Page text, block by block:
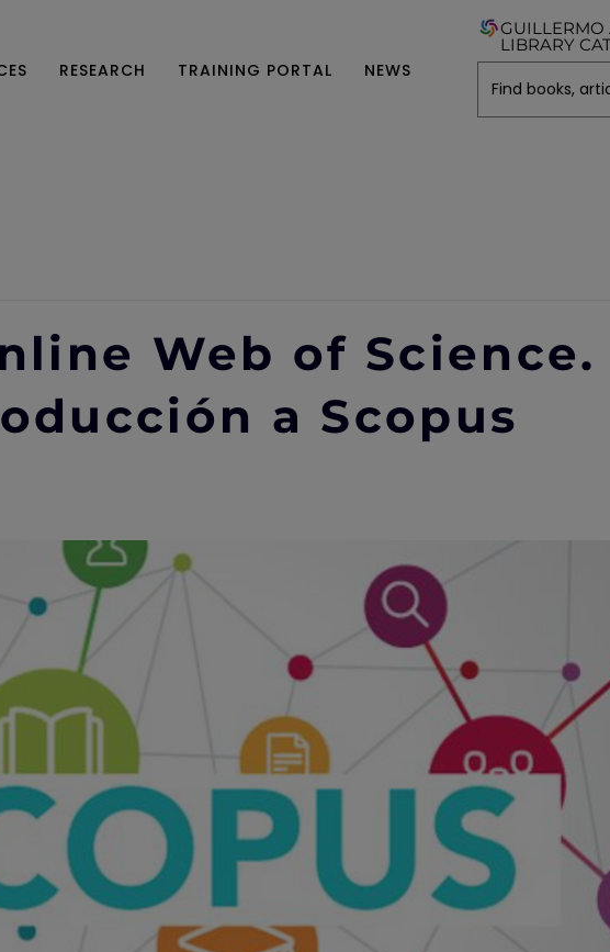
RESEARCH TRAINING PORTAL NEWS
GUILLERMO
LIBRARY
Web of Science.
a Scopus